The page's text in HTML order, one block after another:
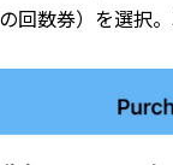
回数券）を選択